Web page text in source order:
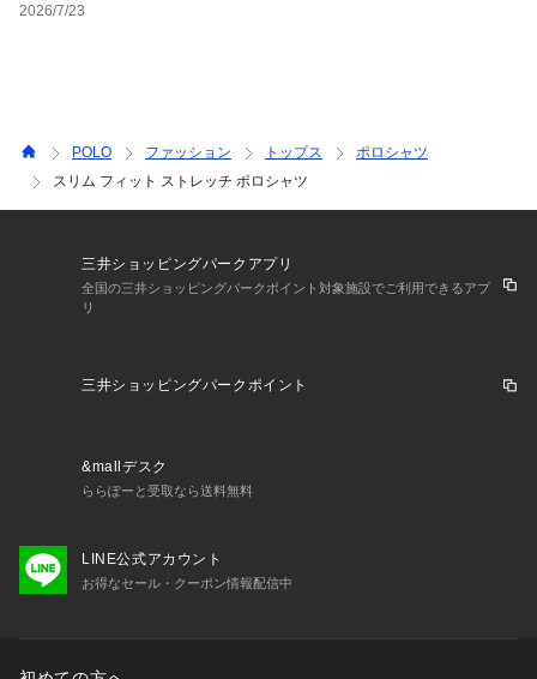
2026/7/23
POLO ファッション トップス
ポロシャツ
スリム フィット ストレッチ ポロシャツ
三井ショッピングパークアプリ
全国の三井ショッピングパークポイント対象施設でご利用できるアプ
リ
三井ショッピングパークポイント
&mallデスク
ららぽーと受取なら送料無料
LINE公式アカウント
お得なセール・クーポン情報配信中